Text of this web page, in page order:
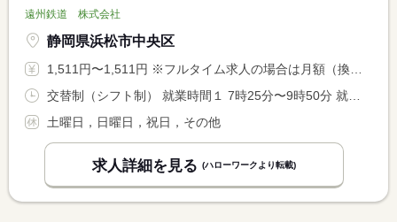
遠州鉄道 株式会社
静岡県浜松市中央区
1,511円〜1,511円 ※フルタイム求人の場合は月額（換算額）、パート求人の場合は時間額を表示しています。
土曜日，日曜日，祝日，その他
求人詳細を見る (ハローワークより転載)